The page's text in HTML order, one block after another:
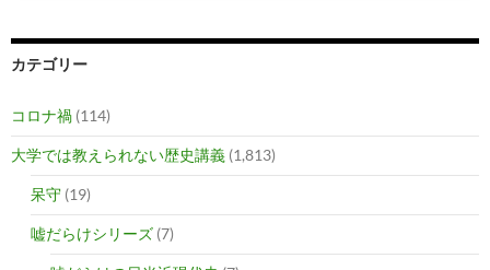
カテゴリー
コロナ禍 (114)
大学では教えられない歴史講義 (1,813)
呆守 (19)
嘘だらけシリーズ (7)